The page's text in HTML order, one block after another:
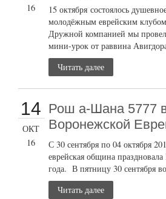
16
15 октября состоялось
молодёжным еврейским
Дружной компанией мы
мини-урок от раввина
Читать далее
14
ОКТ
16
Рош а-Шана 5777
Воронежской
С 30 сентября по 04 октября
еврейская община
года. В пятницу 30 сентября
Читать далее